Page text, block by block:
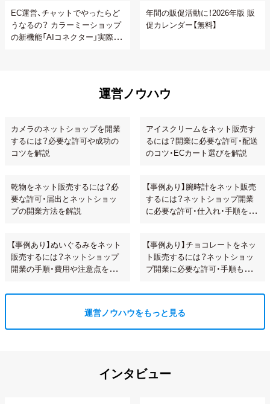
EC運営、チャットでやったらど
うなるの？ カラーミーショップ
の新機能「AIコネクター」実際に
年間の販促活動に！2026年版 販
促カレンダー【無料】
運営ノウハウ
カメラのネットショップを開業
するには？必要な許可や成功の
コツを解説
アイスクリームをネット販売す
るには？開業に必要な許可・配送
のコツ・ECカート選びを解説
乾物をネット販売するには？必
要な許可・届出とネットショッ
プの開業方法を解説
【事例あり】腕時計をネット販売
するには？ネットショップ開業
に必要な許可・仕入れ・手順を解
【事例あり】ぬいぐるみをネット
販売するには？ネットショップ
開業の手順・費用や注意点を解
【事例あり】チョコレートをネッ
ト販売するには？ネットショッ
プ開業に必要な許可・手順も解
運営ノウハウをもっと見る
インタビュー